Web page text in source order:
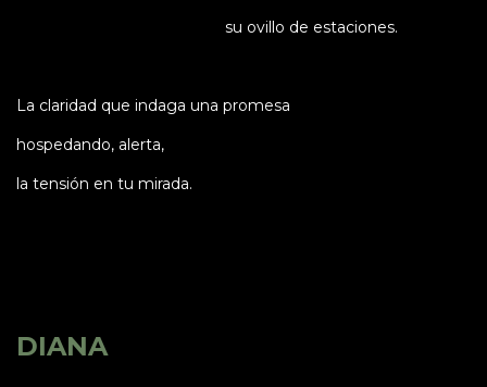
su ovillo de estaciones.
La claridad que indaga una promesa
hospedando, alerta,
la tensión en tu mirada.
DIANA